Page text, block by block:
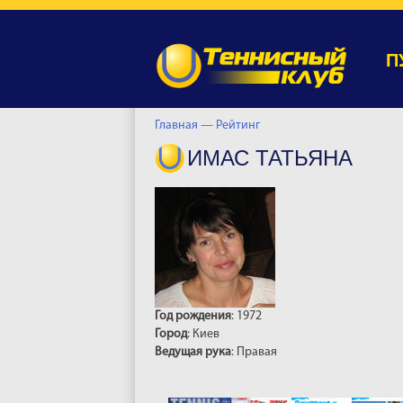
Главная — Рейтинг
ИМАС ТАТЬЯНА
Год рождения: 1972
Город: Киев
Ведущая рука: Правая